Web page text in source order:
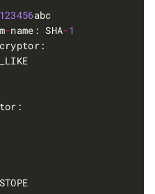
123456
-name: SHA-1